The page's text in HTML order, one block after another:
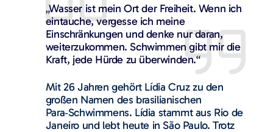
„Wasser ist mein Ort der Freiheit. Wenn ich
eintauche, vergesse ich meine
Einschränkungen und denke nur daran,
weiterzukommen. Schwimmen gibt mir die
Kraft, jede Hürde zu überwinden.“
Mit 26 Jahren gehört Lídia Cruz zu den
großen Namen des brasilianischen
Para‑Schwimmens. Lídia stammt aus Rio de
Janeiro und lebt heute in São Paulo. Trotz